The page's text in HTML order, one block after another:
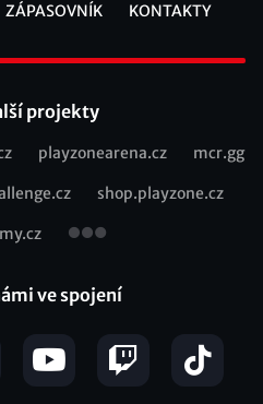
ZÁPASOVNÍK KONTAKTY
projekty
playzonearena.cz mcr.gg
shop.playzone.cz
ve spojení